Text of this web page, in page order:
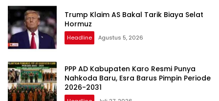
Trump Klaim AS Bakal Tarik Biaya Selat
Hormuz
Headline Agustus 5, 2026
PPP AD Kabupaten Karo Resmi Punya
Nahkoda Baru, Esra Barus Pimpin Periode
2026-2031